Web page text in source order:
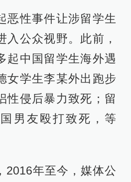
恶性事件让涉留学生
入公众视野。此前，
起中国留学生海外遇
女学生李某外出跑步
性侵后暴力致死；留
男友殴打致死，等
2016年至今，媒体公